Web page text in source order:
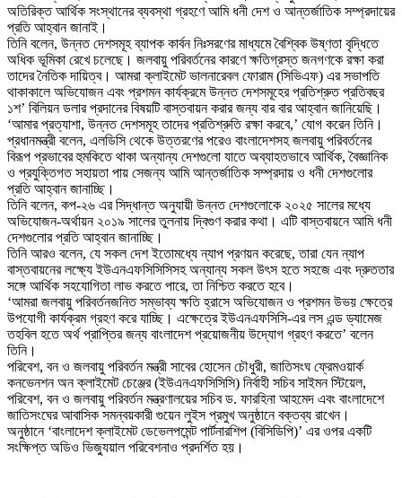
অতিরিক্ত আর্থিক সংস্থানের ব্যবস্থা গ্রহণে আমি ধনী দেশ ও আন্তর্জাতিক সম্প্রদায়ের
প্রতি আহ্বান জানাই।
তিনি বলেন, উন্নত দেশসমূহ ব্যাপক কার্বন নিঃসরণের মাধ্যমে বৈশ্বিক উষ্ণতা বৃদ্ধিতে
অধিক ভূমিকা রেখে চলেছে। জলবায়ু পরিবর্তনের কারণে ক্ষতিগ্রস্ত জনগণকে রক্ষা করা
তাদের নৈতিক দায়িত্ব। আমরা ক্লাইমেট ভালনারেবল ফোরাম (সিভিএফ) এর সভাপতি
থাকাকালে অভিযোজন এবং প্রশমন কার্যক্রমে উন্নত দেশসমূহের প্রতিশ্রুত প্রতিবছর
১শ’ বিলিয়ন ডলার প্রদানের বিষয়টি বাস্তবায়ন করার জন্য বার বার আহ্বান জানিয়েছি।
‘আমার প্রত্যাশা, উন্নত দেশসমূহ তাদের প্রতিশ্রুতি রক্ষা করবে,’ যোগ করেন তিনি।
প্রধানমন্ত্রী বলেন, এলডিসি থেকে উত্তরণের পরেও বাংলাদেশসহ জলবায়ু পরিবর্তনের
বিরূপ প্রভাবের হুমকিতে থাকা অন্যান্য দেশগুলো যাতে অব্যাহতভাবে আর্থিক, বৈজ্ঞানিক
ও প্রযুক্তিগত সহায়তা পায় সেজন্য আমি আন্তর্জাতিক সম্প্রদায় ও ধনী দেশগুলোর
প্রতি আহ্বান জানাচ্ছি।
তিনি বলেন, কপ-২৬ এর সিদ্ধান্ত অনুযায়ী উন্নত দেশগুলোকে ২০২৫ সালের মধ্যে
অভিযোজন-অর্থায়ন ২০১৯ সালের তুলনায় দ্বিগুণ করার কথা। এটি বাস্তবায়নে আমি ধনী
দেশগুলোর প্রতি আহ্বান জানাচ্ছি।
তিনি আরও বলেন, যে সকল দেশ ইতোমধ্যে ন্যাপ প্রণয়ন করেছে, তারা যেন ন্যাপ
বাস্তবায়নের লক্ষ্যে ইউএনএফসিসিসিসহ অন্যান্য সকল উৎস হতে সহজে এবং দ্রুততার
সঙ্গে আর্থিক সহযোগিতা লাভ করতে পারে, তা নিশ্চিত করতে হবে।
‘আমরা জলবায়ু পরিবর্তনজনিত সম্ভাব্য ক্ষতি হ্রাসে অভিযোজন ও প্রশমন উভয় ক্ষেত্রে
উপযোগী কার্যক্রম গ্রহণ করে যাচ্ছি। এক্ষেত্রে ইউএনএফসিসি-এর লস এন্ড ড্যামেজ
তহবিল হতে অর্থ প্রাপ্তির জন্য বাংলাদেশ প্রয়োজনীয় উদ্যোগ গ্রহণ করতে’ বলেন
তিনি।
পরিবেশ, বন ও জলবায়ু পরিবর্তন মন্ত্রী সাবের হোসেন চৌধুরী, জাতিসংঘ ফ্রেমওয়ার্ক
কনভেনশন অন ক্লাইমেট চেঞ্জের (ইউএনএফসিসিসি) নির্বাহী সচিব সাইমন স্টিয়েল,
পরিবেশ, বন ও জলবায়ু পরিবর্তন মন্ত্রণালয়ের সচিব ড. ফারহিনা আহমেদ এবং বাংলাদেশে
জাতিসংঘের আবাসিক সমন্বয়কারী গুয়েন লুইস প্রমুখ অনুষ্ঠানে বক্তব্য রাখেন।
অনুষ্ঠানে ‘বাংলাদেশ ক্লাইমেট ডেভেলপমেন্ট পার্টনারশিপ (বিসিডিপি)’ এর ওপর একটি
সংক্ষিপ্ত অডিও ভিজ্যুয়াল পরিবেশনাও প্রদর্শিত হয়।